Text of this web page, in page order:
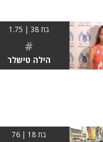
בת 38 | 1.75
#
הילה טישלר
בת 18 | 76